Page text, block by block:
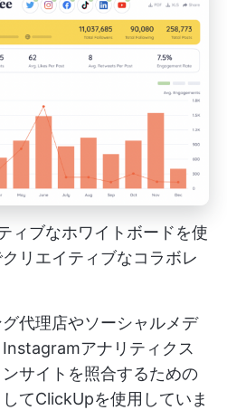
ィブなホワイトボードを使
リエイティブなコラボレ
代理店やソーシャルメデ
アナリティクス
サイトを照合するための
てClickUpを使用していま